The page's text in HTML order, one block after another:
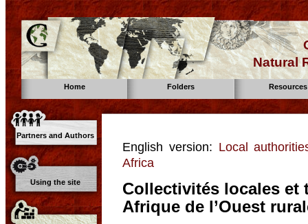
Natural
Home Folders Resources
Partners and Authors
Using the site
English version: Local
Africa
Collectivités locales et
Afrique de l’Ouest